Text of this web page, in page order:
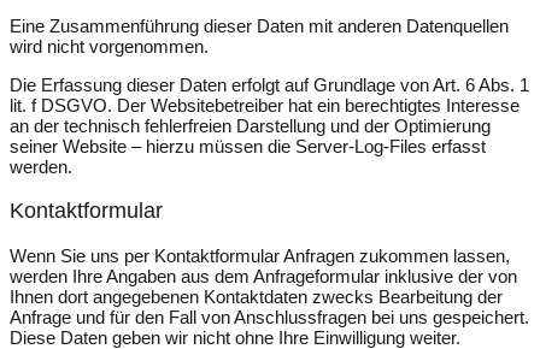
Eine Zusammenführung dieser Daten mit anderen Datenquellen
wird nicht vorgenommen.
Die Erfassung dieser Daten erfolgt auf Grundlage von Art. 6 Abs. 1
lit. f DSGVO. Der Websitebetreiber hat ein berechtigtes Interesse
an der technisch fehlerfreien Darstellung und der Optimierung
seiner Website – hierzu müssen die Server-Log-Files erfasst
werden.
Kontaktformular
Wenn Sie uns per Kontaktformular Anfragen zukommen lassen,
werden Ihre Angaben aus dem Anfrageformular inklusive der von
Ihnen dort angegebenen Kontaktdaten zwecks Bearbeitung der
Anfrage und für den Fall von Anschlussfragen bei uns gespeichert.
Diese Daten geben wir nicht ohne Ihre Einwilligung weiter.